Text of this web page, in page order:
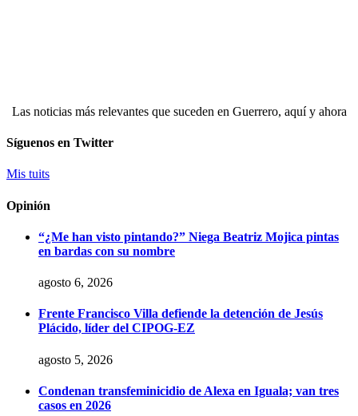
Las noticias más relevantes que suceden en Guerrero, aquí y ahora
Síguenos en Twitter
Mis tuits
Opinión
“¿Me han visto pintando?” Niega Beatriz Mojica pintas
en bardas con su nombre
agosto 6, 2026
Frente Francisco Villa defiende la detención de Jesús
Plácido, líder del CIPOG-EZ
agosto 5, 2026
Condenan transfeminicidio de Alexa en Iguala; van tres
casos en 2026